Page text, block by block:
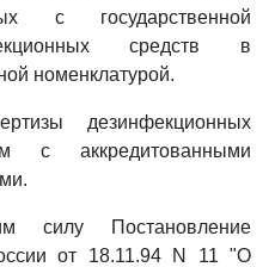
с государственной
средств в
номенклатурой.
дезинфекционных
с аккредитованными
силу Постановление
от 18.11.94 N 11 "О